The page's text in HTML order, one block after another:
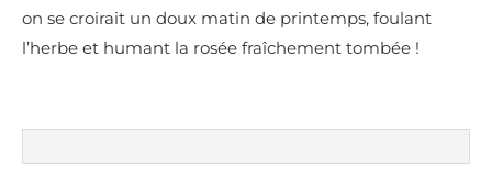
on se croirait un doux matin de printemps, foulant
l’herbe et humant la rosée fraîchement tombée !